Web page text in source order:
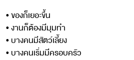
• ของก็เยอะขึ้น
• งานก็ต้องมีมุมทำ
• บางคนมีสัตว์เลี้ยง
• บางคนเริ่มมีครอบครัว